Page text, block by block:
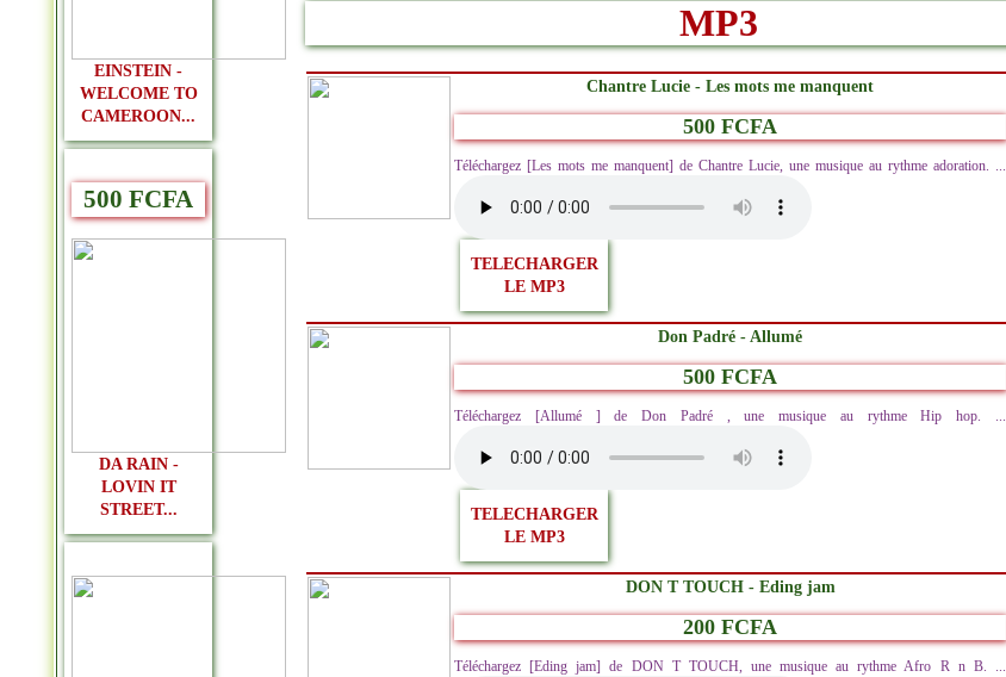
EINSTEIN -
WELCOME TO
CAMEROON...
500 FCFA
DA RAIN -
LOVIN IT
STREET...
MP3
Chantre Lucie - Les mots me manquent
500 FCFA
Téléchargez [Les mots me manquent] de Chantre Lucie, une musique au rythme adoration. ...
TELECHARGER
LE MP3
Don Padré - Allumé
500 FCFA
Téléchargez [Allumé ] de Don Padré , une musique au rythme Hip hop. ...
TELECHARGER
LE MP3
DON T TOUCH - Eding jam
200 FCFA
Téléchargez [Eding jam] de DON T TOUCH, une musique au rythme Afro R n B. ...